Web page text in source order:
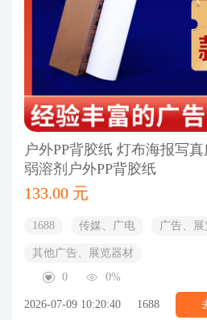
户外PP背胶纸 灯布海报写
弱溶剂户外PP背胶纸
133.00 元
1688 传媒、广电 广告、
其他广告、展览器材
0
0%
2026-07-09 10:20:40 1688